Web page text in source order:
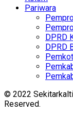
Pariwara
DPRD
DPRD
© 2022
Reserved.